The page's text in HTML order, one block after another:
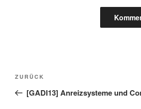
Beitragsnavigation
Vorheriger
Beitrag
ZURÜCK
[GADI13] Anreizsysteme und